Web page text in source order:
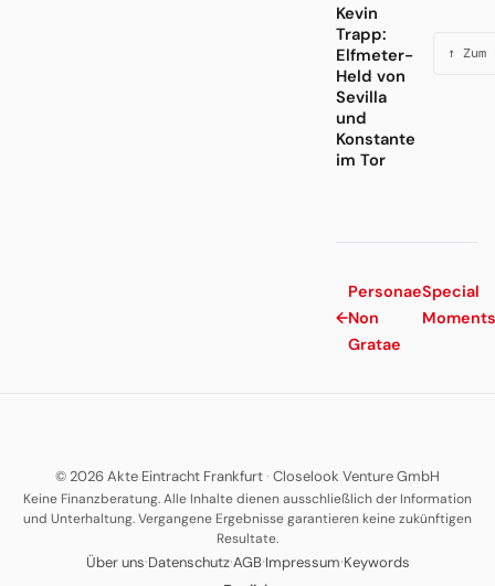
Kevin
Trapp:
Elfmeter-
Held von
Sevilla
und
Konstante
im Tor
↑
←
Personae
Non
Gratae
Special
Moments
© 2026 Akte Eintracht Frankfurt· Closelook Venture GmbH
Keine Finanzberatung. Alle Inhalte dienen ausschließlich der Information
und Unterhaltung. Vergangene Ergebnisse garantieren keine zukünftigen
Resultate.
Über uns·Datenschutz·AGB·Impressum·Keywords